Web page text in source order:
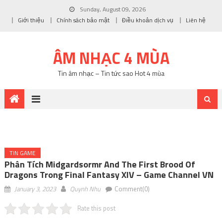
Sunday, August 09, 2026
Giới thiệu
Chính sách bảo mật Điều khoản dịch vụ Liên hệ
ÂM NHẠC 4 MÙA
Tin âm nhạc – Tin tức sao Hot 4 mùa
TIN GAME
Phân Tích Midgardsormr And The First Brood Of
Dragons Trong Final Fantasy XIV – Game Channel VN
January 3, 2023 Quynh Nhu Comment(0)
Rate this post